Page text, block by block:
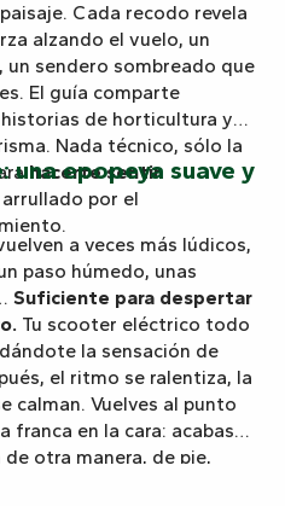
Cada recodo revela
alzando el vuelo, un
sendero sombreado que
El guía comparte
de horticultura y
Nada técnico, sólo la
hacerte sentir
arrullado por el
una epopeya suave y
a veces más lúdicos,
paso húmedo, unas
Suficiente para despertar
Tu scooter eléctrico todo
la sensación de
el ritmo se ralentiza, la
calman. Vuelves al punto
franca en la cara: acabas
otra manera, de pie,